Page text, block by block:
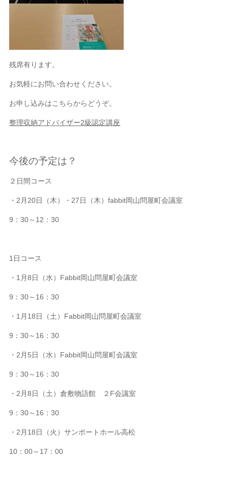
残席有ります。
お気軽にお問い合わせください。
お申し込みはこちらからどうぞ。
整理収納アドバイザー2級認定講座
今後の予定は？
２日間コース
・2月20日（木）・27日（木）fabbit岡山問屋町会議室
9：30～12：30
1日コース
・1月8日（水）Fabbit岡山問屋町会議室
9：30～16：30
・1月18日（土）Fabbit岡山問屋町会議室
9：30～16：30
・2月5日（水）Fabbit岡山問屋町会議室
9：30～16：30
・2月8日（土）倉敷物語館 ２F会議室
9：30～16：30
・2月18日（火）サンポートホール高松
10：00～17：00